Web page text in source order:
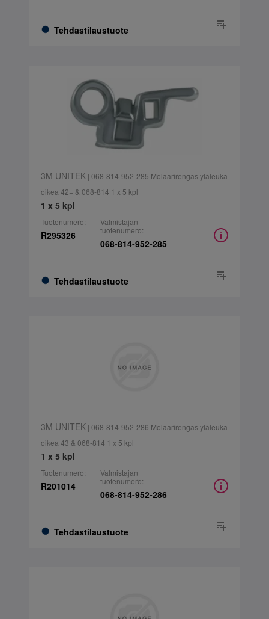
Tehdastilaustuote
3M UNITEK| 068-814-952-285 Molaarirengas yläleuka
oikea 42+ & 068-814 1 x 5 kpl
1 x 5 kpl
Tuotenumero:
R295326
Tehdastilaustuote
Valmistajan
tuotenumero:
068-814-952-285
3M UNITEK| 068-814-952-286 Molaarirengas yläleuka
oikea 43 & 068-814 1 x 5 kpl
1 x 5 kpl
Tuotenumero:
R201014
Tehdastilaustuote
Valmistajan
tuotenumero:
068-814-952-286